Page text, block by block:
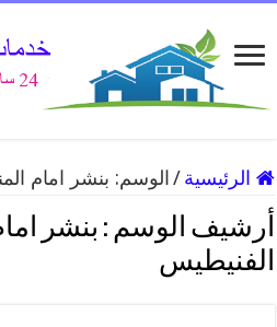
الرئيسية / الوسم: بنشر امام
أرشيف الوسم : بنشر
الفنيطيس